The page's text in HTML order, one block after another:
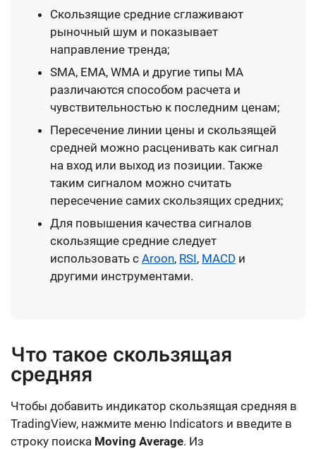
Скользящие средние сглаживают
рыночный шум и показывает
направление тренда;
SMA, EMA, WMA и другие типы MA
различаются способом расчета и
чувствительностью к последним ценам;
Пересечение линии цены и скользящей
средней можно расценивать как сигнал
на вход или выход из позиции. Также
таким сигналом можно считать
пересечение самих скользящих средних;
Для повышения качества сигналов
скользящие средние следует
использовать с Aroon, RSI, MACD и
другими инструментами.
Что такое скользящая
средняя
Чтобы добавить индикатор cкользящая средняя в
TradingView, нажмите меню Indicators и введите в
строку поиска Moving Average. Из